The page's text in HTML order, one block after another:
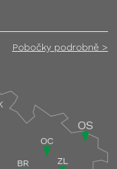
Pobočky podrobně >